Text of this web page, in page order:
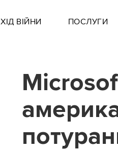
ХІД ВІЙНИ ПОСЛУГИ